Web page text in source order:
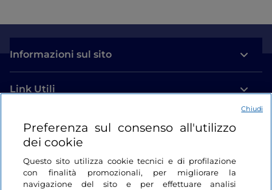
Informazioni sul sito
Link Utili
Login
Restiamo in contatto
Preferenza sul consenso all'utilizzo
dei cookie
Questo sito utilizza cookie tecnici e di profilazione
con finalità promozionali, per migliorare la
navigazione del sito e per effettuare analisi
Chiudi